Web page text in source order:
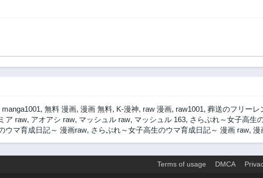
manga1001, 無料 漫画, 漫画 無料, K-漫神, raw 漫画, raw1001, 葬送のフリーレ
ア raw, アオアシ raw, マッシュル raw, マッシュル 163, さらぶれ～女子高生
ウマ育成日記～ 漫画raw, さらぶれ～女子高生のウマ育成日記～ 漫画 raw, 漫
Terms of usage DMCA